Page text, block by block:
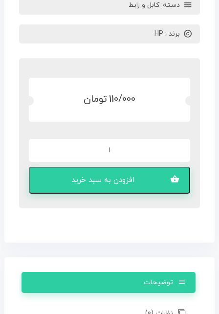
دسته:کابل و رابط
برند : HP
110/000 تومان
USB
مخصوص
مینی
کیس
افزودن به سبد خرید
توضیحات